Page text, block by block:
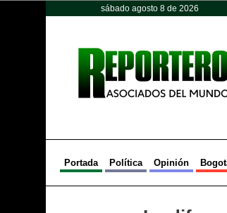
sábado agosto 8 de 2026
Portada Política Opinión
Opinión Política